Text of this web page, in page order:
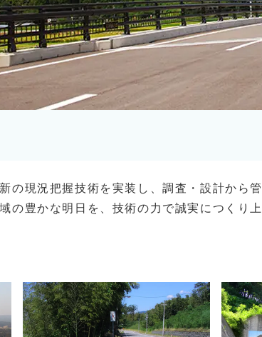
の現況把握技術を実装し、調査・設計から
の豊かな明日を、技術の力で誠実につくり上